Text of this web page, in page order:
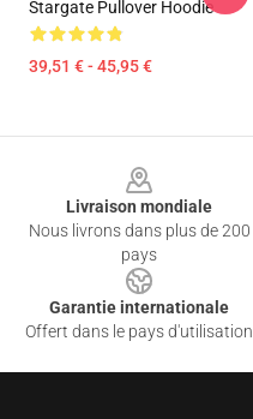
Stargate Pullover Hoodie
39,51 € - 45,95 €
Livraison mondiale
Nous livrons dans plus de 200
pays
Garantie internationale
Offert dans le pays d'utilisation